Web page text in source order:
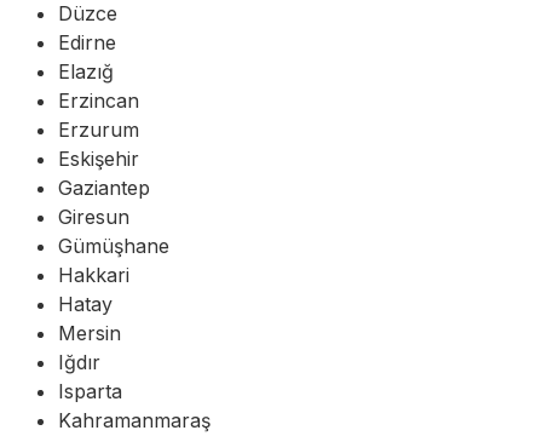
Düzce
Edirne
Elazığ
Erzincan
Erzurum
Eskişehir
Gaziantep
Giresun
Gümüşhane
Hakkari
Hatay
Mersin
Iğdır
Isparta
Kahramanmaraş